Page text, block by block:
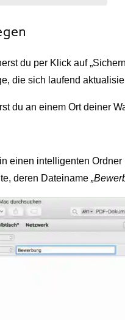
du per Klick auf
die sich laufend
du an einem Ort deiner
einen intelligenten
deren Dateiname